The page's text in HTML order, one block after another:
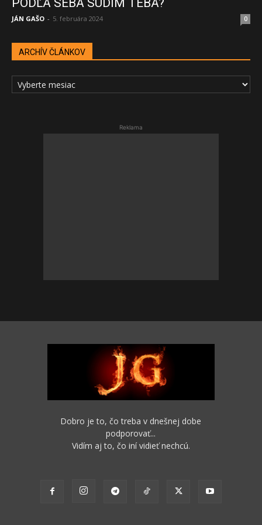
PODĽA SEBA SÚDIM TEBA?
JÁN GAŠO - 5. februára 2024 0
ARCHÍV ČLÁNKOV
ARCHÍV
ČLÁNKOV
Reklama
Dobro je to, čo treba v dnešnej dobe
podporovať...
Vidím aj to, čo iní vidieť nechcú.